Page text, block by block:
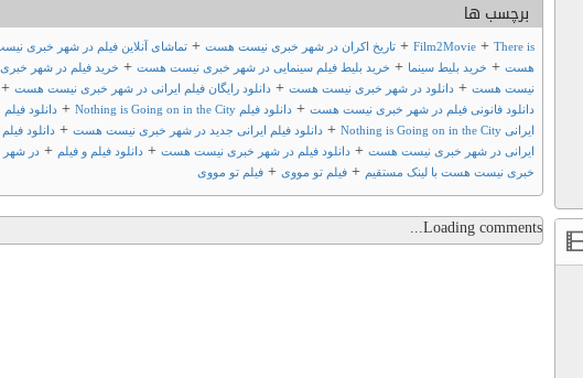
برچسب ها
Film2Movie +There is
+ تاریخ اکران در شهر خبری نیست هست+ تماشای آنلاین فیلم در شهر خبری
هست+ خرید بلیط سینما + خرید بلیط فیلم سینمایی در شهر خبری نیست هست+ خرید فیلم در شهر خبری
نیست هست+ دانلود در شهر خبری نیست هست+ دانلود رایگان فیلم ایرانی در شهر خبری نیست هست+
دانلود فانونی فیلم در شهر خبری نیست هست+ دانلود فیلم Nothing is Going on in the City + دانلود فیلم
ایرانی Nothing is Going on in the City
+ دانلود فیلم ایرانی جدید در شهر خبری نیست هست+ دانلود فیلم
ایرانی در شهر خبری نیست هست+ دانلود فیلم در شهر خبری نیست هست+ دانلود فیلم و فیلم+ در شهر
خبری نیست هست با لینک مستقیم+ فیلم تو مووی+ فیلم تو مووی
Loading comments...